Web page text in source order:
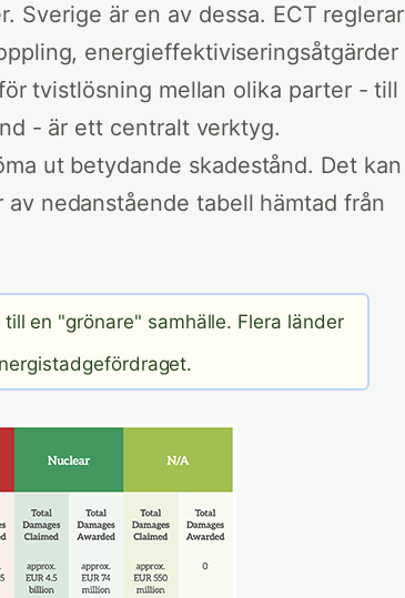
Sverige är en av dessa. ECT reglerar
energieffektiviseringsåtgärder
tvistlösning mellan olika parter - till
- är ett centralt verktyg.
ut betydande skadestånd. Det kan
nedanstående tabell hämtad från
en "grönare" samhälle. Flera länder